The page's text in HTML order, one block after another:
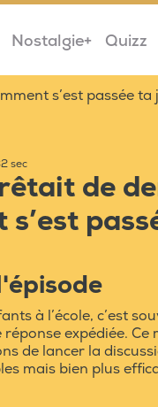
Nostalgie+ Quizz
s’est passée ta
sec
de
s’est
à l’école, c’est
expédiée. Ce
de lancer la
mais bien plus